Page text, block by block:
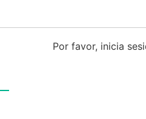
Por favor, inicia